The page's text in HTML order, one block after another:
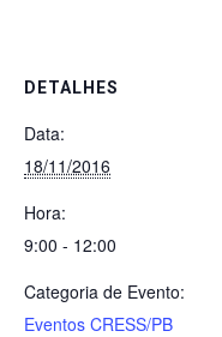
DETALHES
Data:
18/11/2016
Hora:
9:00 - 12:00
Categoria de Evento:
Eventos CRESS/PB